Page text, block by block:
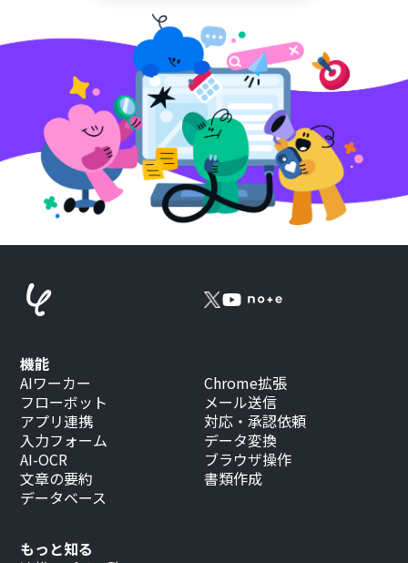
もっと知る
機能
AIワーカー
フローボット
アプリ連携
入力フォーム
AI-OCR
文章の要約
データベース
Chrome拡張
メール送信
対応・承認依頼
データ変換
ブラウザ操作
書類作成